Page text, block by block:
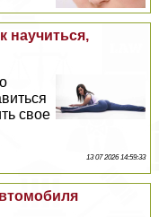
научиться,
свое
13 07 2026 14:59:33